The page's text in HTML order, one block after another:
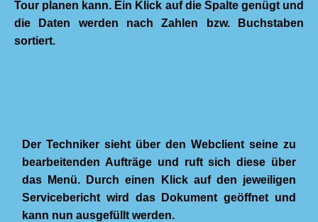
Tour planen kann. Ein Klick auf die Spalte genügt und
die Daten werden nach Zahlen bzw. Buchstaben
sortiert.
Der Techniker sieht über den Webclient seine zu
bearbeitenden Aufträge und ruft sich diese über
das Menü. Durch einen Klick auf den jeweiligen
Servicebericht wird das Dokument geöffnet und
kann nun ausgefüllt werden.